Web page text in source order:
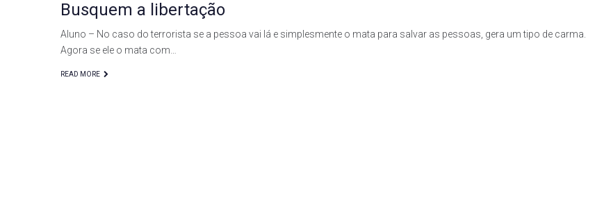
Busquem a libertação
Aluno – No caso do terrorista se a pessoa vai lá e simplesmente o mata para salvar as pessoas, gera um tipo de carma.
Agora se ele o mata com…
READ MORE